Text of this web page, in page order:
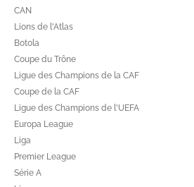
CAN
Lions de l'Atlas
Botola
Coupe du Trône
Ligue des Champions de la CAF
Coupe de la CAF
Ligue des Champions de l'UEFA
Europa League
Liga
Premier League
Série A